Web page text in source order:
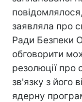
заявляла про
Ради
обговорити
резолюції про
зв'язку з його
ядерну